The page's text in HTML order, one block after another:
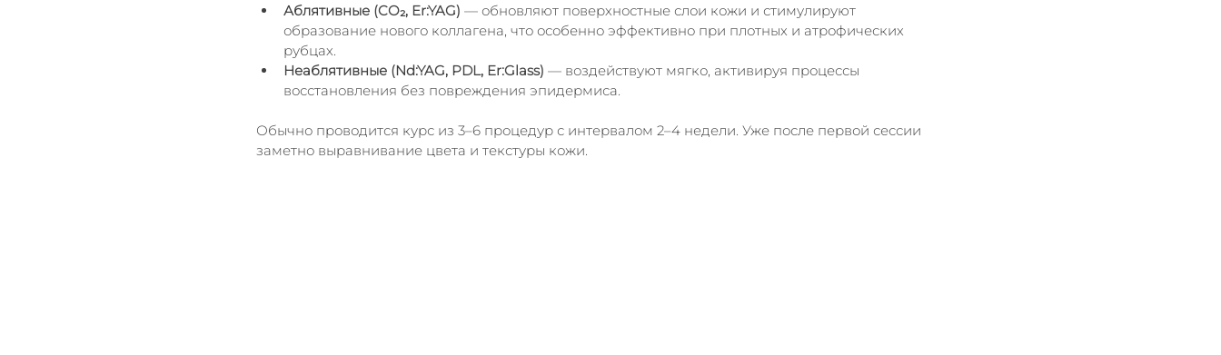
Аблятивные (CO₂, Er:YAG) — обновляют поверхностные слои кожи и стимулируют
образование нового коллагена, что особенно эффективно при плотных и атрофических
рубцах.
Неаблятивные (Nd:YAG, PDL, Er:Glass) — воздействуют мягко, активируя процессы
восстановления без повреждения эпидермиса.
Обычно проводится курс из 3–6 процедур с интервалом 2–4 недели. Уже после первой сессии
заметно выравнивание цвета и текстуры кожи.